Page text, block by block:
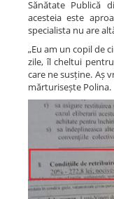
Sănătate Publică
acesteia este
specialista nu are
„Eu am un copil de
zile, îl cheltui
care ne susține. Aș
mărturisește Polina.